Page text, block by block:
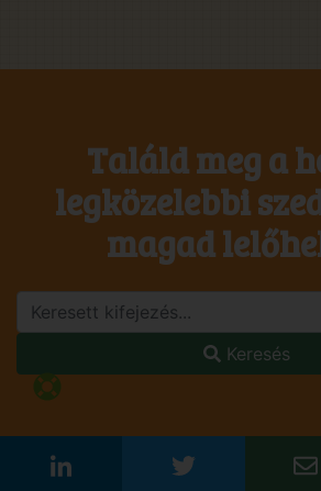
Találd meg a
legközelebbi
magad
Keresés